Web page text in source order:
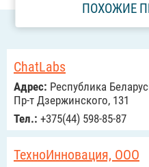
ПОХОЖИЕ
ChatLabs
Адрес: Республика
Пр-т Дзержинского, 131
Тел.: +375(44) 598-85-87
ТехноИнновация, ООО